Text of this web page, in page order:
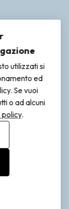
utilizzati si
ed
Se vuoi
o ad alcuni
.